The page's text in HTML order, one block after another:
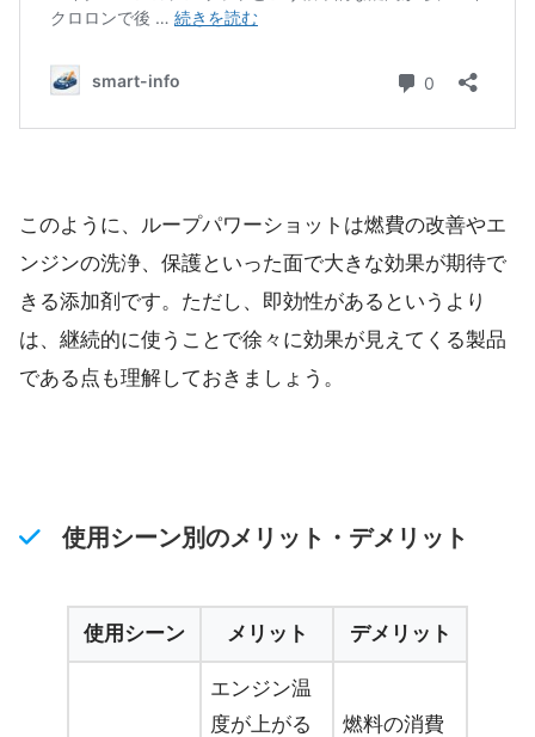
このように、ループパワーショットは燃費の改善やエ
ンジンの洗浄、保護といった面で大きな効果が期待で
きる添加剤です。ただし、即効性があるというより
は、継続的に使うことで徐々に効果が見えてくる製品
である点も理解しておきましょう。
使用シーン別のメリット・デメリット
使用シーン メリット デメリット
エンジン温
度が上がる
燃料の消費